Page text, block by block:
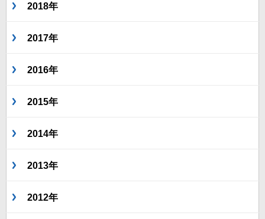
2018年
2017年
2016年
2015年
2014年
2013年
2012年